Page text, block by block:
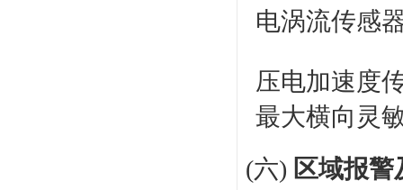
电涡流传感
压电加速度
最大横向灵
(六) 区域报